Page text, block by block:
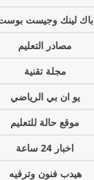
باك لينك وجيست
مصادر التعليم
مجلة تقنية
يو ان بي الرياضي
موقع حالة للتعليم
اخبار 24 ساعة
هيدب فنون وترفيه